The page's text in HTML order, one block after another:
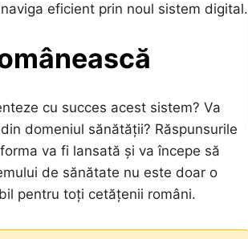
eficient prin noul sistem digital.
cu succes acest sistem? Va
domeniul sănătății? Răspunsurile
va fi lansată și va începe să
de sănătate nu este doar o
pentru toți cetățenii români.